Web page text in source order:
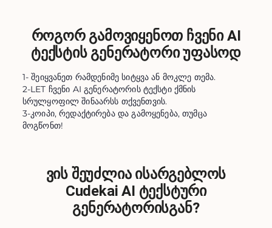
როგორ გამოვიყენოთ ჩვენი AI
ტექსტის გენერატორი უფასოდ
1- შეიყვანეთ რამდენიმე სიტყვა ან მოკლე თემა.
2-LET ჩვენი AI გენერატორის ტექსტი ქმნის
სრულყოფილ შინაარსს თქვენთვის.
3-კოიპი, რედაქტირება და გამოყენება, თუმცა
მოგწონთ!
ვის შეუძლია ისარგებლოს
Cudekai AI ტექსტური
გენერატორისგან?